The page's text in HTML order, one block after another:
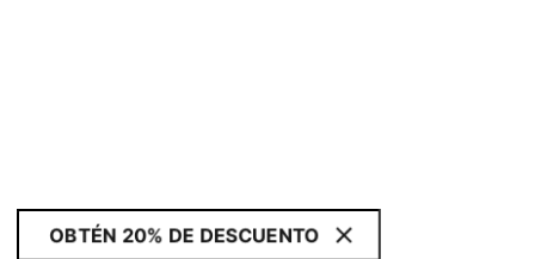
OBTÉN 20% DE DESCUENTO